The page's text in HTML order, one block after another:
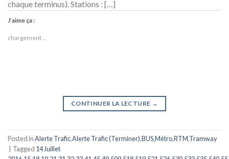
chaque terminus). Stations : […]
J’aime ça :
chargement…
CONTINUER LA LECTURE →
Posted inAlerte Trafic,Alerte Trafic (Terminer),BUS,Métro,RTM,Tramway
Tagged 14 Juillet